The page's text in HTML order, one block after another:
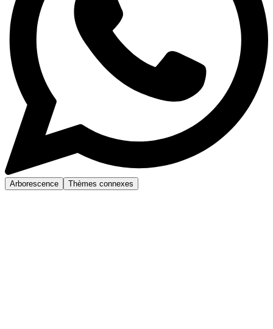
Arborescence Thèmes connexes